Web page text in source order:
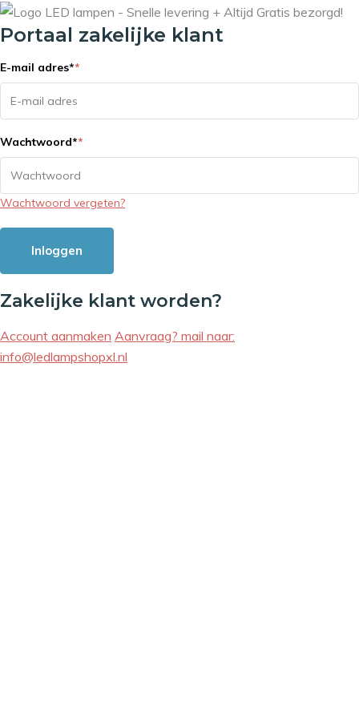
Portaal zakelijke klant
E-mail adres**
Wachtwoord**
Wachtwoord vergeten?
Inloggen
Zakelijke klant worden?
Account aanmaken Aanvraag? mail naar:
info@ledlampshopxl.nl